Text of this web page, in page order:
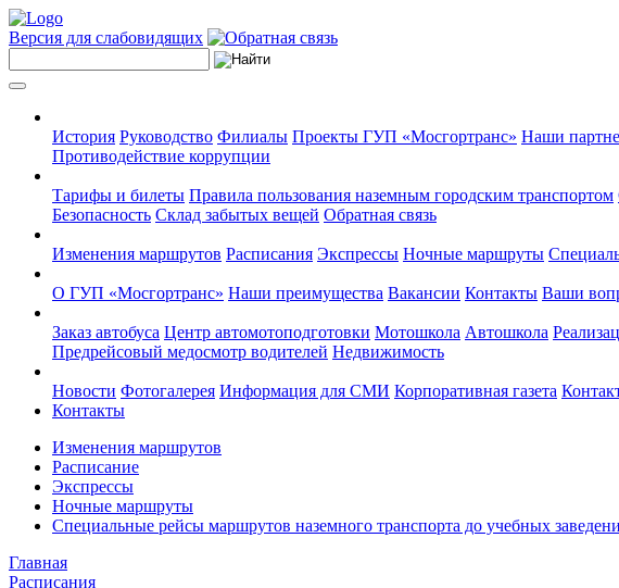
Версия для слабовидящих
История Руководство Филиалы Проекты ГУП «Мосгортранс» Наши
Противодействие коррупции
Тарифы и билеты Правила пользования наземным городским транспортом
Безопасность Склад забытых вещей Обратная связь
Изменения маршрутов Расписания Экспрессы Ночные маршруты
О ГУП «Мосгортранс» Наши преимущества Вакансии Контакты Ваши
Заказ автобуса Центр автомотоподготовки Мотошкола Автошкола
Предрейсовый медосмотр водителей Недвижимость
Новости Фотогалерея Информация для СМИ Корпоративная газета
Контакты
Изменения маршрутов
Расписание
Экспрессы
Ночные маршруты
Специальные рейсы маршрутов наземного транспорта до учебных
Главная
Расписания